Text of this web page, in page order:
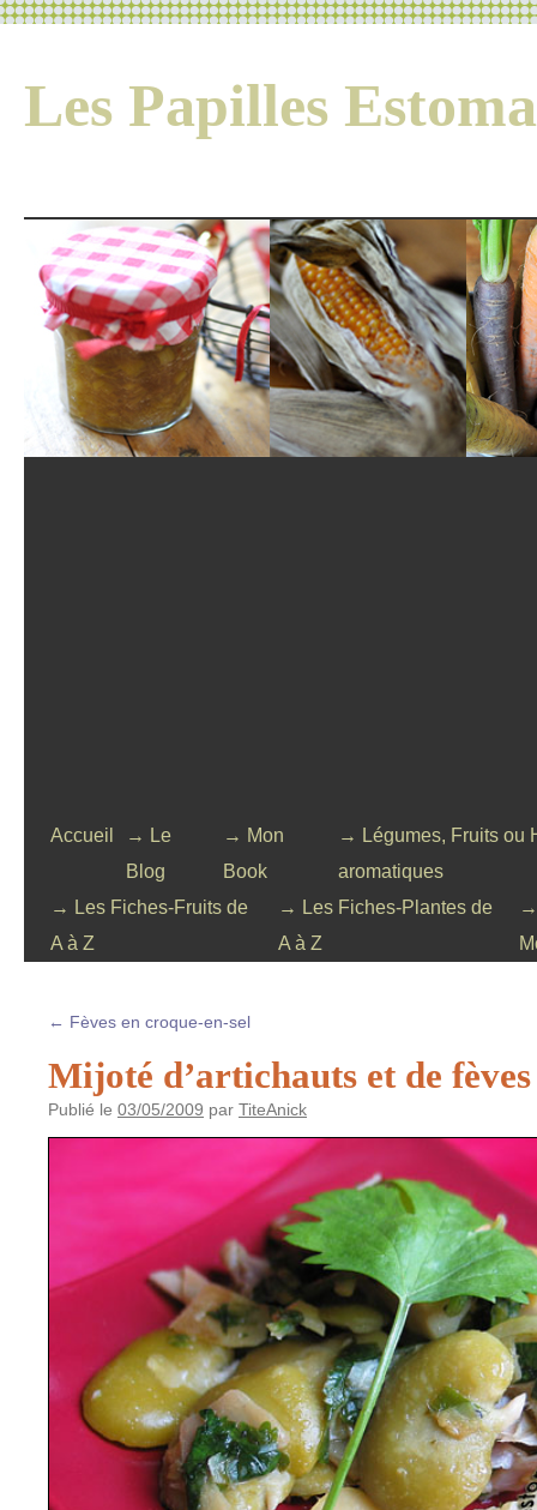
Les Papilles
Accueil
→ Le
Blog
→ Mon
Book
→ Légumes, Fruits ou
aromatiques
→ Les Fiches-Fruits de
A à Z
→ Les Fiches-Plantes de
A à Z
→
← Fèves en croque-en-sel
Mijoté d’artichauts et de
Publié le 03/05/2009 par TiteAnick